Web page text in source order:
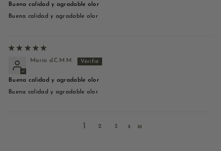
Buena calidad y agradable olor
Buena calidad y agradable olor
María d.C.M.M.
Buena calidad y agradable olor
Buena calidad y agradable olor
1 2 3